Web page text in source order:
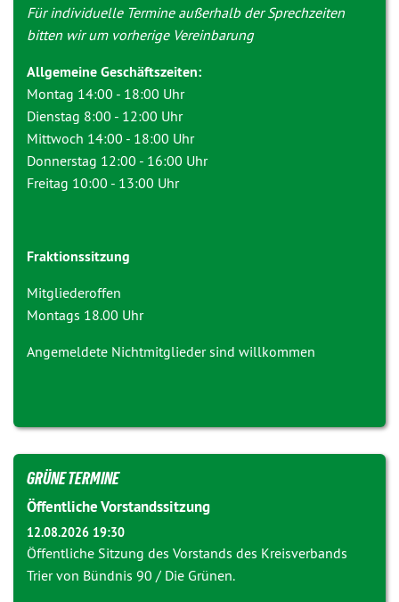
Für individuelle Termine außerhalb der Sprechzeiten
bitten wir um vorherige Vereinbarung
Allgemeine Geschäftszeiten:
Montag 14:00 - 18:00 Uhr
Dienstag 8:00 - 12:00 Uhr
Mittwoch 14:00 - 18:00 Uhr
Donnerstag 12:00 - 16:00 Uhr
Freitag 10:00 - 13:00 Uhr
Fraktionssitzung
Mitgliederoffen
Montags 18.00 Uhr
Angemeldete Nichtmitglieder sind willkommen
GRÜNE TERMINE
Öffentliche Vorstandssitzung
12.08.2026 19:30
Öffentliche Sitzung des Vorstands des Kreisverbands
Trier von Bündnis 90 / Die Grünen.